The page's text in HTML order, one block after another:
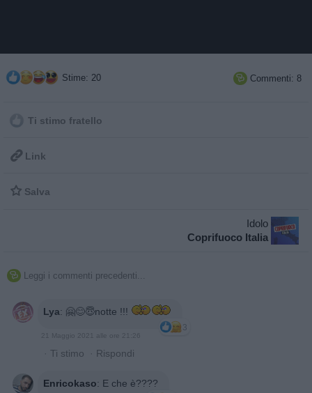
Stime: 20  Commenti: 8
Ti stimo fratello
 Link
 Salva
Idolo
Coprifuoco Italia
 Leggi i commenti precedenti...
Lya: 🤗😊😇notte !!!
3
21 Maggio 2021 alle ore 21:26
· Ti stimo · Rispondi
Enricokaso: E che è????